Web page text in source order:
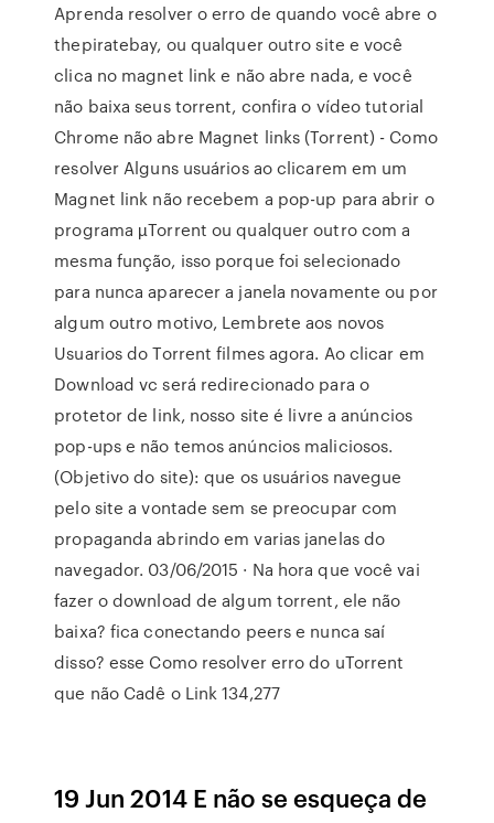
Aprenda resolver o erro de quando você abre o
thepiratebay, ou qualquer outro site e você
clica no magnet link e não abre nada, e você
não baixa seus torrent, confira o vídeo tutorial
Chrome não abre Magnet links (Torrent) - Como
resolver Alguns usuários ao clicarem em um
Magnet link não recebem a pop-up para abrir o
programa µTorrent ou qualquer outro com a
mesma função, isso porque foi selecionado
para nunca aparecer a janela novamente ou por
algum outro motivo, Lembrete aos novos
Usuarios do Torrent filmes agora. Ao clicar em
Download vc será redirecionado para o
protetor de link, nosso site é livre a anúncios
pop-ups e não temos anúncios maliciosos.
(Objetivo do site): que os usuários navegue
pelo site a vontade sem se preocupar com
propaganda abrindo em varias janelas do
navegador. 03/06/2015 · Na hora que você vai
fazer o download de algum torrent, ele não
baixa? fica conectando peers e nunca saí
disso? esse Como resolver erro do uTorrent
que não Cadê o Link 134,277
19 Jun 2014 E não se esqueça de